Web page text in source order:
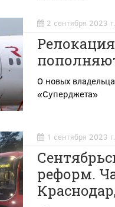
2 сентября 2023
О новых
«Суперджета»
1 сентября 2023
реформ.